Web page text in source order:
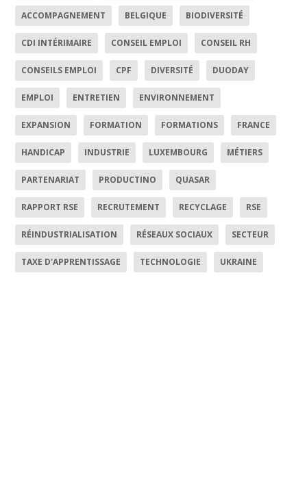
ACCOMPAGNEMENT BELGIQUE BIODIVERSITÉ
CDI INTÉRIMAIRE CONSEIL EMPLOI CONSEIL RH
CONSEILS EMPLOI CPF DIVERSITÉ DUODAY
EMPLOI ENTRETIEN ENVIRONNEMENT
EXPANSION FORMATION FORMATIONS FRANCE
HANDICAP INDUSTRIE LUXEMBOURG MÉTIERS
PARTENARIAT PRODUCTINO QUASAR
RAPPORT RSE RECRUTEMENT RECYCLAGE RSE
RÉINDUSTRIALISATION RÉSEAUX SOCIAUX SECTEUR
TAXE D'APPRENTISSAGE TECHNOLOGIE UKRAINE